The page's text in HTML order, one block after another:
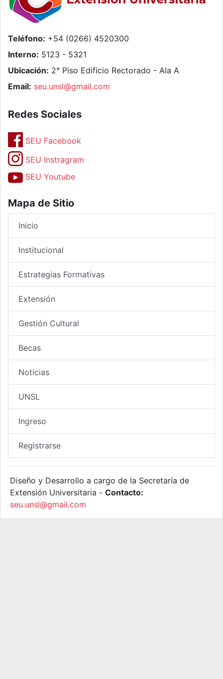
Teléfono: +54 (0266) 4520300
Interno: 5123 - 5321
Ubicación: 2° Piso Edificio Rectorado - Ala A
Email: seu.unsl@gmail.com
Redes Sociales
SEU Facebook
SEU Instragram
SEU Youtube
Mapa de Sitio
Inicio
Institucional
Estrategias Formativas
Extensión
Gestión Cultural
Becas
Noticias
UNSL
Ingreso
Registrarse
Diseño y Desarrollo a cargo de la Secretaría de
Extensión Universitaria - Contacto:
seu.unsl@gmail.com